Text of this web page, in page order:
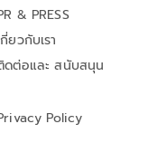
& PRESS
กี่ยวกับเรา
ดต่อและ สนับสนุน
Policy